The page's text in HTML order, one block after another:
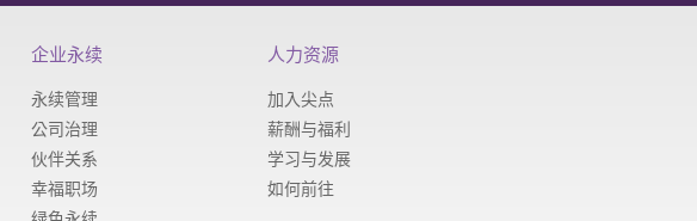
企业永续
永续管理
公司治理
伙伴关系
幸福职场
人力资源
加入尖点
薪酬与福利
学习与发展
如何前往